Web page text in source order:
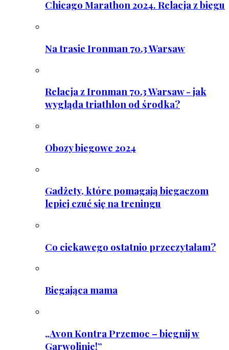
Chicago Marathon 2024. Relacja z biegu
Na trasie Ironman 70.3 Warsaw
Relacja z Ironman 70.3 Warsaw - jak
wygląda triathlon od środka?
Obozy biegowe 2024
Gadżety, które pomagają biegaczom
lepiej czuć się na treningu
Co ciekawego ostatnio przeczytałam?
Biegająca mama
„Avon Kontra Przemoc – biegnij w
Garwolinie!”